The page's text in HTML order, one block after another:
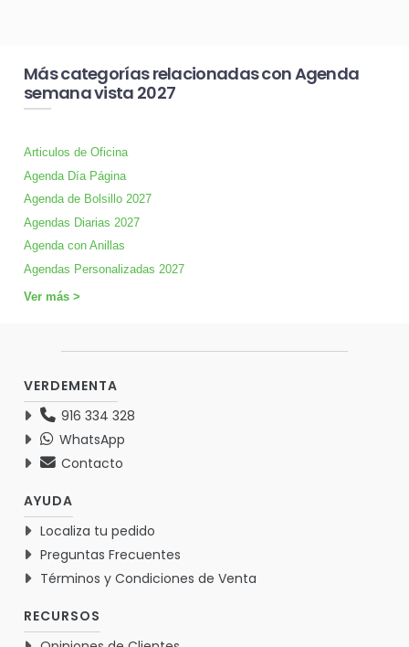
Más categorías relacionadas con Agenda
semana vista 2027
Articulos de Oficina
Agenda Día Página
Agenda de Bolsillo 2027
Agendas Diarias 2027
Agenda con Anillas
Agendas Personalizadas 2027
Ver más >
VERDEMENTA
916 334 328
WhatsApp
Contacto
AYUDA
Localiza tu pedido
Preguntas Frecuentes
Términos y Condiciones de Venta
RECURSOS